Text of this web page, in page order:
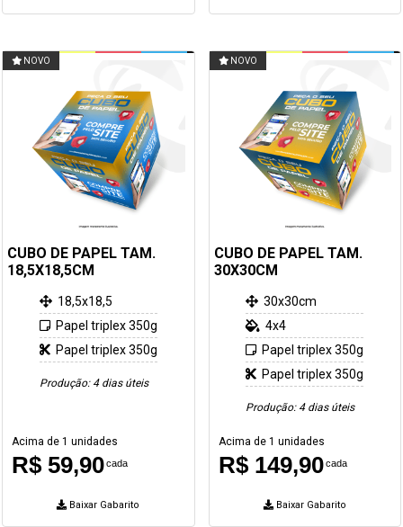
NOVO
CUBO DE PAPEL TAM.
18,5X18,5CM
18,5x18,5
Papel triplex 350g
Papel triplex 350g
Produção: 4 dias úteis
Acima de 1 unidades
R$ 59,90cada
Baixar Gabarito
NOVO
CUBO DE PAPEL TAM.
30X30CM
30x30cm
4x4
Papel triplex 350g
Papel triplex 350g
Produção: 4 dias úteis
Acima de 1 unidades
R$ 149,90 cada
Baixar Gabarito